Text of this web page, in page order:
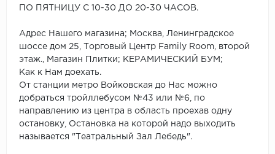
ПО ПЯТНИЦУ С 10-30 ДО 20-30 ЧАСОВ.
Адрес Нашего магазина; Москва, Ленинградское
шоссе дом 25, Торговый Центр Family Room, второй
этаж., Магазин Плитки; КЕРАМИЧЕСКИЙ БУМ;
Как к Нам доехать.
От станции метро Войковская до Нас можно
добраться тройллебусом №43 или №6, по
направлению из центра в область проехав одну
остановку, Остановка на которой надо выходить
называется "Театральный Зал Лебедь".